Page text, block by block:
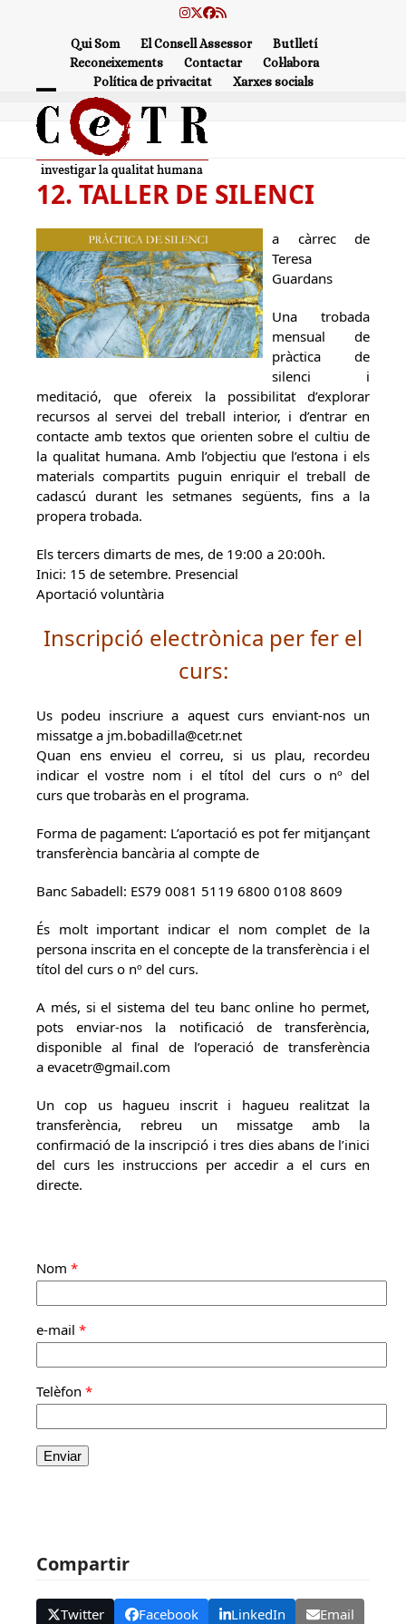
Instagram
Twitter
Facebook
RSS
Qui Som El Consell Assessor
Butlletí
Reconeixements
Contactar
Col·labora
Política de privacitat
Xarxes socials
Open
mobile
menu
Close
mobile
menu
12. TALLER DE SILENCI
a càrrec de
Teresa
Guardans
Una trobada
mensual de
pràctica de
silenci i
meditació, que ofereix la possibilitat d’explorar
recursos al servei del treball interior, i d’entrar en
contacte amb textos que orienten sobre el cultiu de
la qualitat humana. Amb l’objectiu que l’estona i els
materials compartits puguin enriquir el treball de
cadascú durant les setmanes següents, fins a la
propera trobada.
Els tercers dimarts de mes, de 19:00 a 20:00h.
Inici: 15 de setembre. Presencial
Aportació voluntària
Inscripció electrònica per fer el
curs:
Us podeu inscriure a aquest curs enviant-nos un
missatge a jm.bobadilla@cetr.net
Quan ens envieu el correu, si us plau, recordeu
indicar el vostre nom i el títol del curs o nº del
curs que trobaràs en el programa.
Forma de pagament: L’aportació es pot fer mitjançant
transferència bancària al compte de
Banc Sabadell: ES79 0081 5119 6800 0108 8609
És molt important indicar el nom complet de la
persona inscrita en el concepte de la transferència i el
títol del curs o nº del curs.
A més, si el sistema del teu banc online ho permet,
pots enviar-nos la notificació de transferència,
disponible al final de l’operació de transferència
a evacetr@gmail.com
Un cop us hagueu inscrit i hagueu realitzat la
transferència, rebreu un missatge amb la
confirmació de la inscripció i tres dies abans de l’inici
del curs les instruccions per accedir a el curs en
directe.
Nom *
e-mail *
Telèfon *
Compartir
Twitter Facebook LinkedIn Email